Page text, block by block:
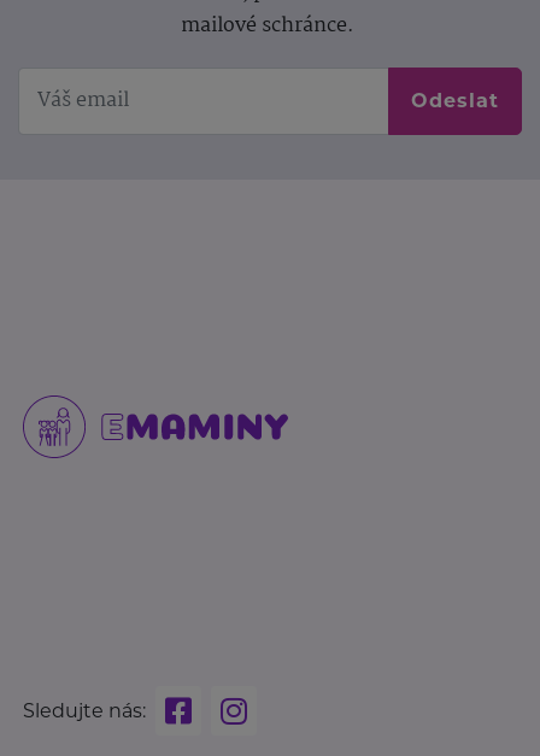
mailové schránce.
Odeslat
Sledujte nás: